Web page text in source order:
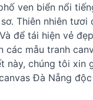
ven biển nổi
Thiên nhiên tươi
để tái hiện vẻ
các mẫu tranh
này, chúng tôi xin
Đà Nẵng